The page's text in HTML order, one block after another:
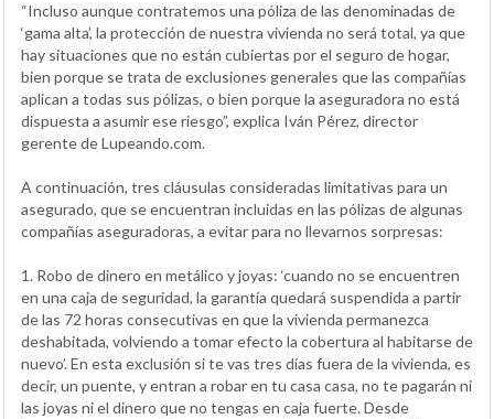
“Incluso aunque contratemos una póliza de las denominadas de
‘gama alta’, la protección de nuestra vivienda no será total, ya que
hay situaciones que no están cubiertas por el seguro de hogar,
bien porque se trata de exclusiones generales que las compañías
aplican a todas sus pólizas, o bien porque la aseguradora no está
dispuesta a asumir ese riesgo”, explica Iván Pérez, director
gerente de Lupeando.com.
A continuación, tres cláusulas consideradas limitativas para un
asegurado, que se encuentran incluidas en las pólizas de algunas
compañías aseguradoras, a evitar para no llevarnos sorpresas:
1. Robo de dinero en metálico y joyas: ‘cuando no se encuentren
en una caja de seguridad, la garantía quedará suspendida a partir
de las 72 horas consecutivas en que la vivienda permanezca
deshabitada, volviendo a tomar efecto la cobertura al habitarse de
nuevo’. En esta exclusión si te vas tres días fuera de la vivienda, es
decir, un puente, y entran a robar en tu casa casa, no te pagarán ni
las joyas ni el dinero que no tengas en caja fuerte. Desde